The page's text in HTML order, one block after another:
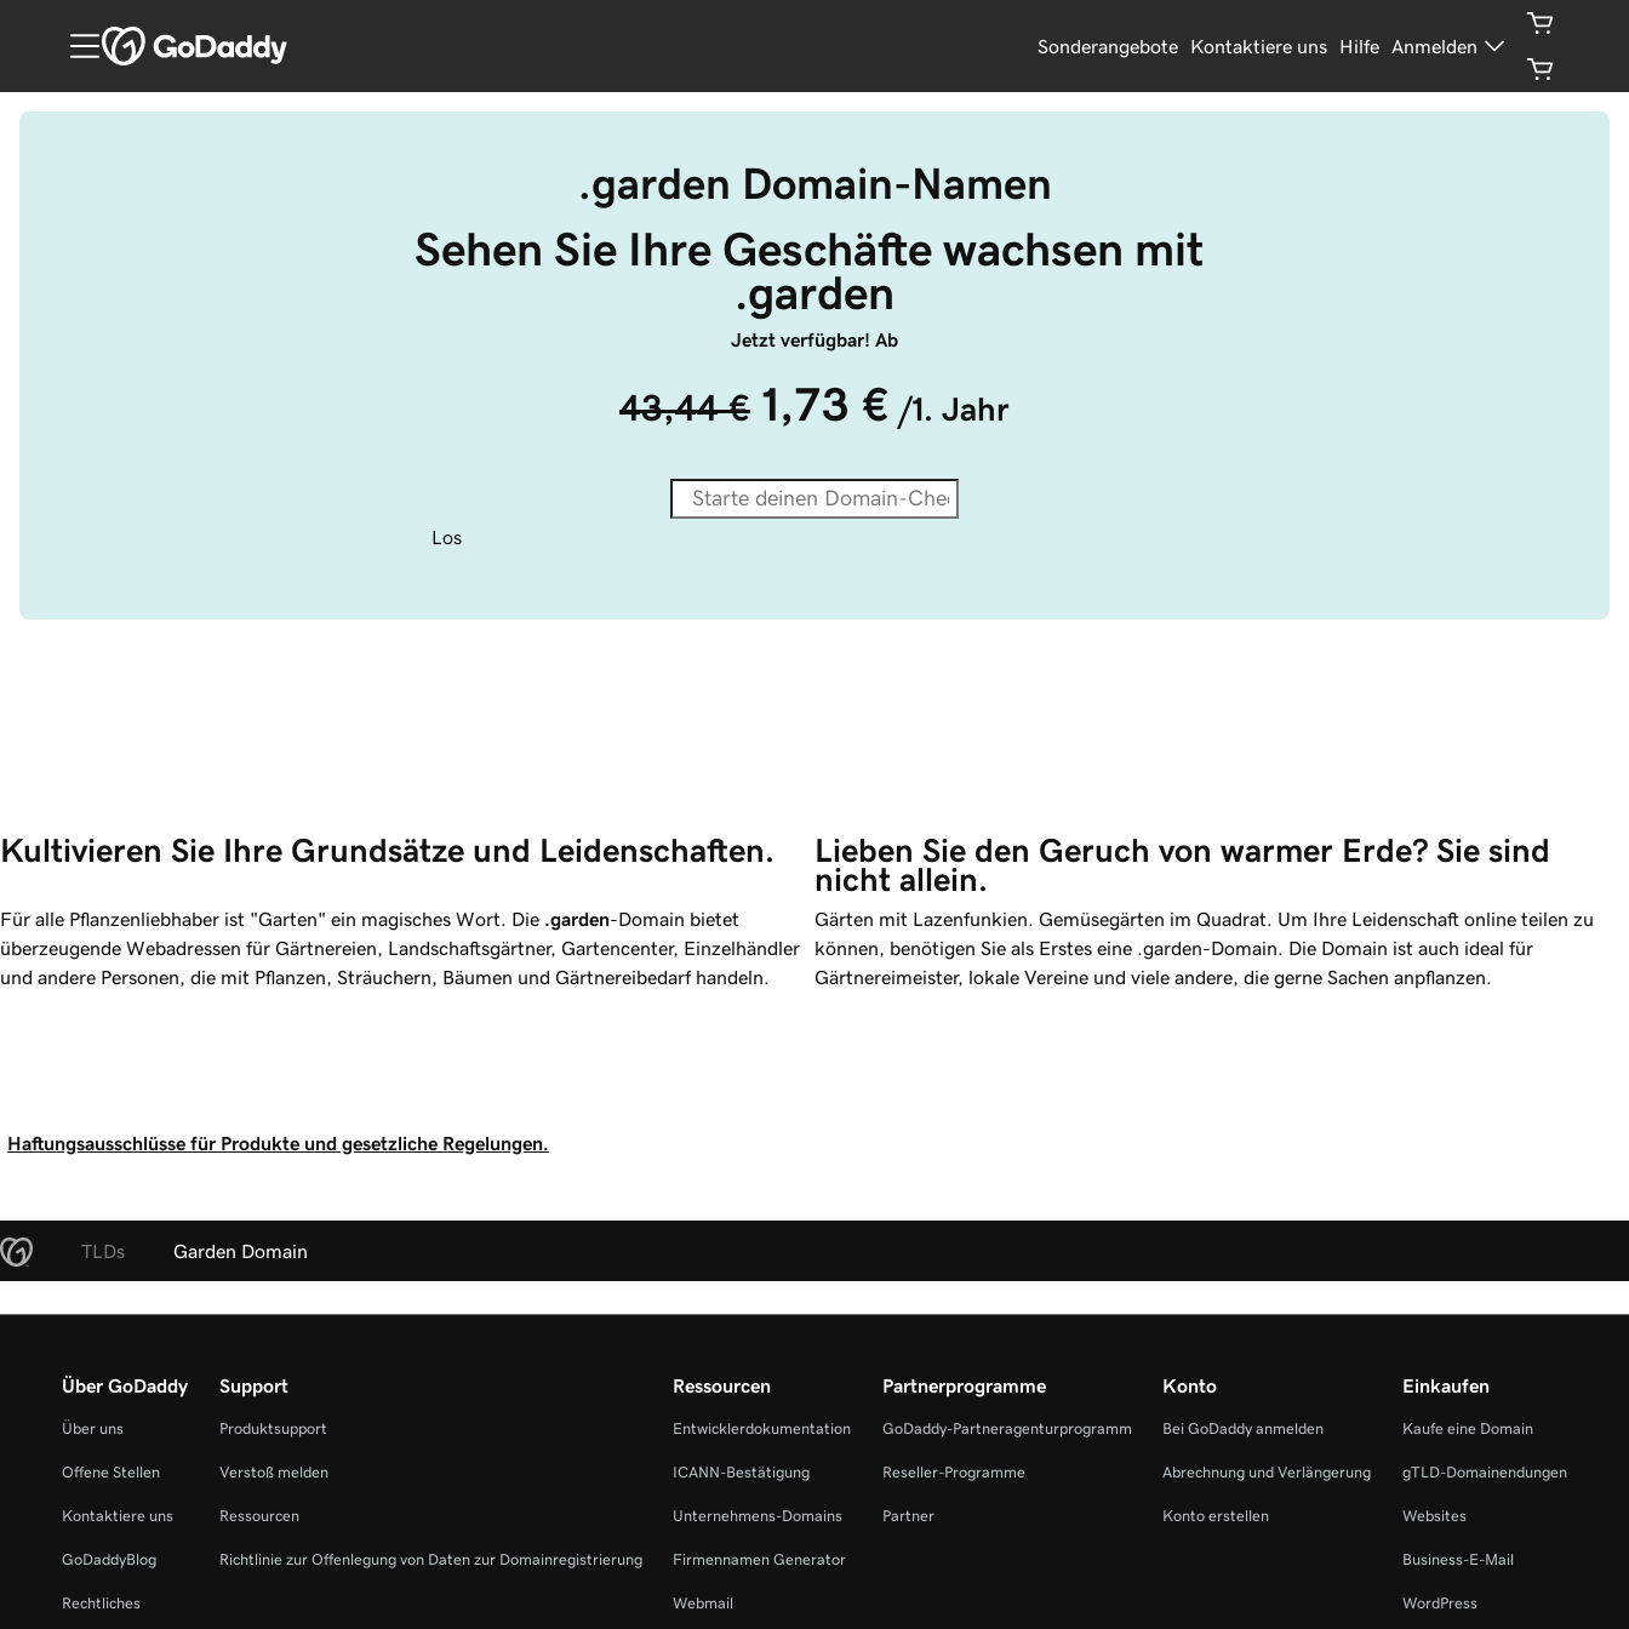
Sonderangebote Kontaktiere uns Hilfe Anmelden
.garden Domain-Namen
Sehen Sie Ihre Geschäfte wachsen mit
.garden
Jetzt verfügbar! Ab
43,44 € 1,73 € /1. Jahr
Los
Kultivieren Sie Ihre Grundsätze und Leidenschaften.
Für alle Pflanzenliebhaber ist "Garten" ein magisches Wort. Die .garden-Domain bietet
überzeugende Webadressen für Gärtnereien, Landschaftsgärtner, Gartencenter, Einzelhändler
und andere Personen, die mit Pflanzen, Sträuchern, Bäumen und Gärtnereibedarf handeln.
Lieben Sie den Geruch von warmer Erde? Sie sind
nicht allein.
Gärten mit Lazenfunkien. Gemüsegärten im Quadrat. Um Ihre Leidenschaft online teilen zu
können, benötigen Sie als Erstes eine .garden-Domain. Die Domain ist auch ideal für
Gärtnereimeister, lokale Vereine und viele andere, die gerne Sachen anpflanzen.
Haftungsausschlüsse für Produkte und gesetzliche Regelungen.
TLDs Garden Domain
Über GoDaddy
Über uns
Offene Stellen
Kontaktiere uns
GoDaddyBlog
Rechtliches
Support
Produktsupport
Verstoß melden
Ressourcen
Richtlinie zur Offenlegung von Daten zur Domainregistrierung
Ressourcen
Entwicklerdokumentation
ICANN-Bestätigung
Unternehmens-Domains
Firmennamen Generator
Webmail
Partnerprogramme
GoDaddy-Partneragenturprogramm
Reseller-Programme
Partner
Konto
Bei GoDaddy anmelden
Abrechnung und Verlängerung
Konto erstellen
Einkaufen
Kaufe eine Domain
gTLD-Domainendungen
Websites
Business-E-Mail
WordPress